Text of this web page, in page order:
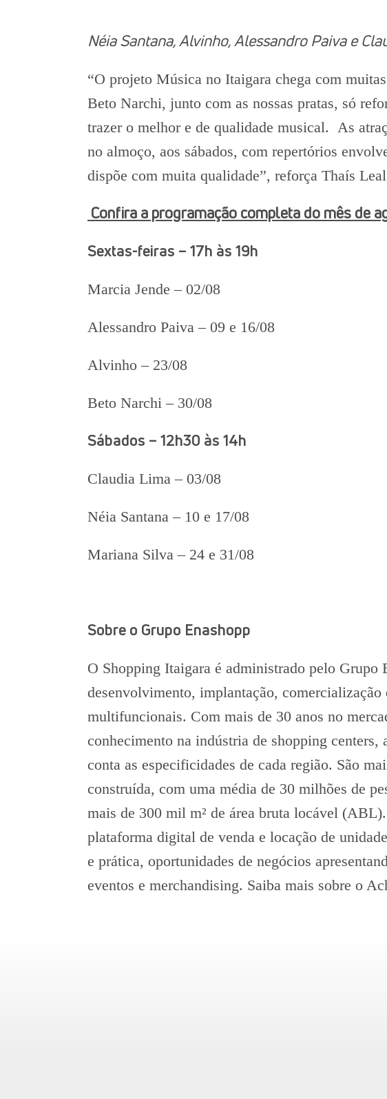
Néia Santana, Alvinho, Alessandro Paiva e
“O projeto Música no Itaigara chega com
Beto Narchi, junto com as nossas pratas, só
trazer o melhor e de qualidade musical. As
no almoço, aos sábados, com repertórios
dispõe com muita qualidade”, reforça Thaís
Confira a programação completa do mês de
Sextas-feiras – 17h às 19h
Marcia Jende – 02/08
Alessandro Paiva – 09 e 16/08
Alvinho – 23/08
Beto Narchi – 30/08
Sábados – 12h30 às 14h
Claudia Lima – 03/08
Néia Santana – 10 e 17/08
Mariana Silva – 24 e 31/08
Sobre o Grupo Enashopp
O Shopping Itaigara é administrado pelo Grupo
desenvolvimento, implantação,
multifuncionais. Com mais de 30 anos no
conhecimento na indústria de shopping
conta as especificidades de cada região. São
construída, com uma média de 30 milhões de
mais de 300 mil m² de área bruta locável
plataforma digital de venda e locação de
e prática, oportunidades de negócios
eventos e merchandising. Saiba mais sobre o